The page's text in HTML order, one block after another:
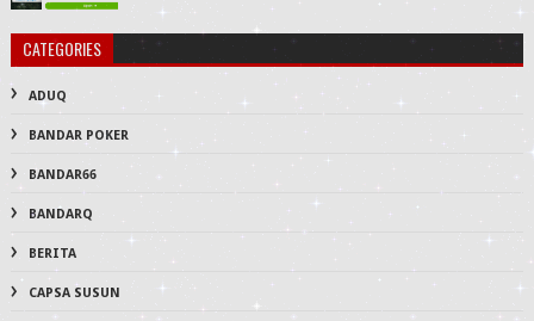
CATEGORIES
ADUQ
BANDAR POKER
BANDAR66
BANDARQ
BERITA
CAPSA SUSUN